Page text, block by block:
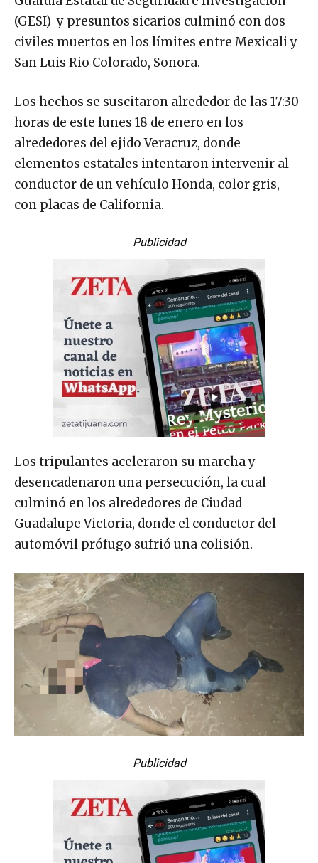
(GESI) y presuntos sicarios culminó con dos
civiles muertos en los límites entre Mexicali y
San Luis Rio Colorado, Sonora.
Los hechos se suscitaron alrededor de las 17:30
horas de este lunes 18 de enero en los
alrededores del ejido Veracruz, donde
elementos estatales intentaron intervenir al
conductor de un vehículo Honda, color gris,
con placas de California.
Publicidad
Los tripulantes aceleraron su marcha y
desencadenaron una persecución, la cual
culminó en los alrededores de Ciudad
Guadalupe Victoria, donde el conductor del
automóvil prófugo sufrió una colisión.
Publicidad